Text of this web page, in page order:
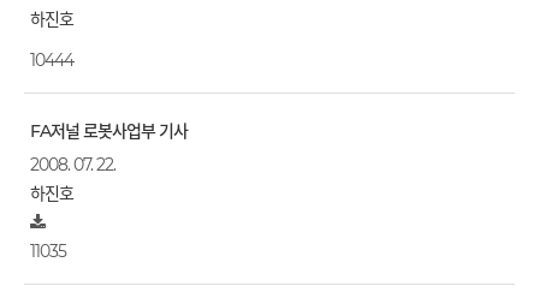
하진호
10444
FA저널 로봇사업부 기사
2008. 07. 22.
하진호
11035